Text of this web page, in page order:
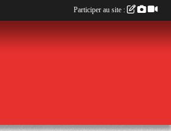
Participer au site :